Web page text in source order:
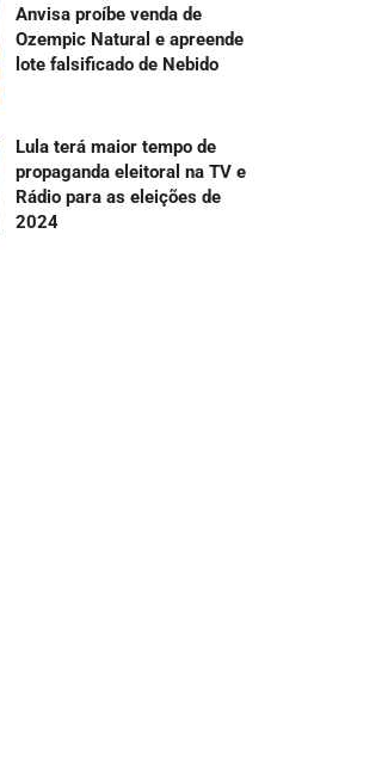
Anvisa proíbe venda de
Ozempic Natural e apreende
lote falsificado de Nebido
Lula terá maior tempo de
propaganda eleitoral na TV e
Rádio para as eleições de
2024